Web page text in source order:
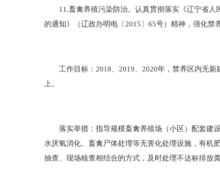
11.畜禽养殖污染防治。认真贯彻落实《辽宁省人
的通知》（辽政办明电〔2015〕65号）精神，强化
工作目标：2018、2019、2020年，禁养区内无新
上。
落实举措：指导规模畜禽养殖场（小区）配套建设
水厌氧消化、畜禽尸体处理等无害化处理设施，有机
抽查、现场核查相结合的方式，及时处理不达标排放